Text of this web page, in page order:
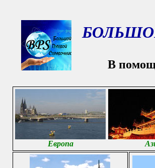
В
Европа